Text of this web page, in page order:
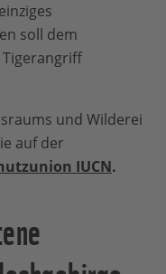
soll dem
und Wilderei
auf der
IUCN.